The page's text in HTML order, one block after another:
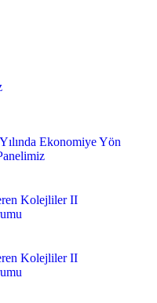
Ekonomiye Yön
Kolejliler II
Kolejliler II